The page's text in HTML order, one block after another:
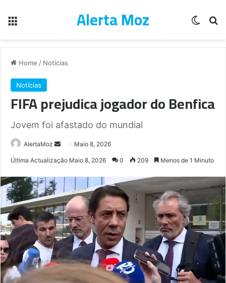
Alerta Moz
Home / Notícias
Notícias
FIFA prejudica jogador do Benfica
Jovem foi afastado do mundial
AlertaMoz
Send Maio 8, 2026
Última Actualização Maio 8, 2026 0 209 Menos de 1 Minuto